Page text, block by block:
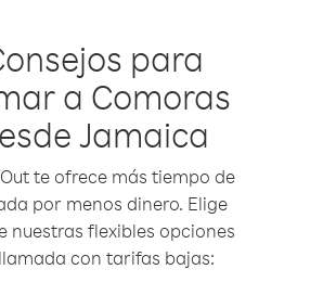
para
a Comoras
Jamaica
te ofrece más tiempo de
por menos dinero. Elige
nuestras flexibles opciones
con tarifas bajas: